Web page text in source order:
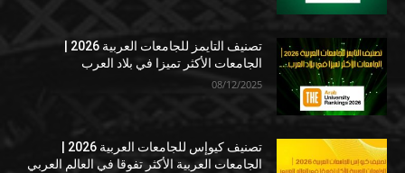
الجامعات الأكثر تميزا في بلاد العرب
08/12/2025
الجامعات العربية الأكثر تفوقا في العالم العربي